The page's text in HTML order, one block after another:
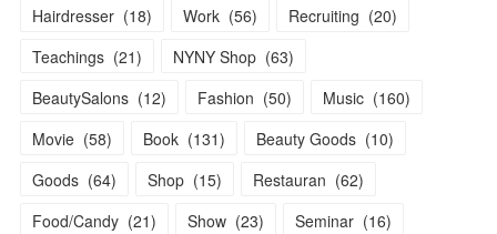
Hairdresser (18) Work (56) Recruiting (20)
Teachings (21) NYNY Shop (63)
BeautySalons (12) Fashion (50) Music (160)
Movie (58) Book (131) Beauty Goods (10)
Goods (64) Shop (15) Restauran (62)
Food/Candy (21) Show (23) Seminar (16)